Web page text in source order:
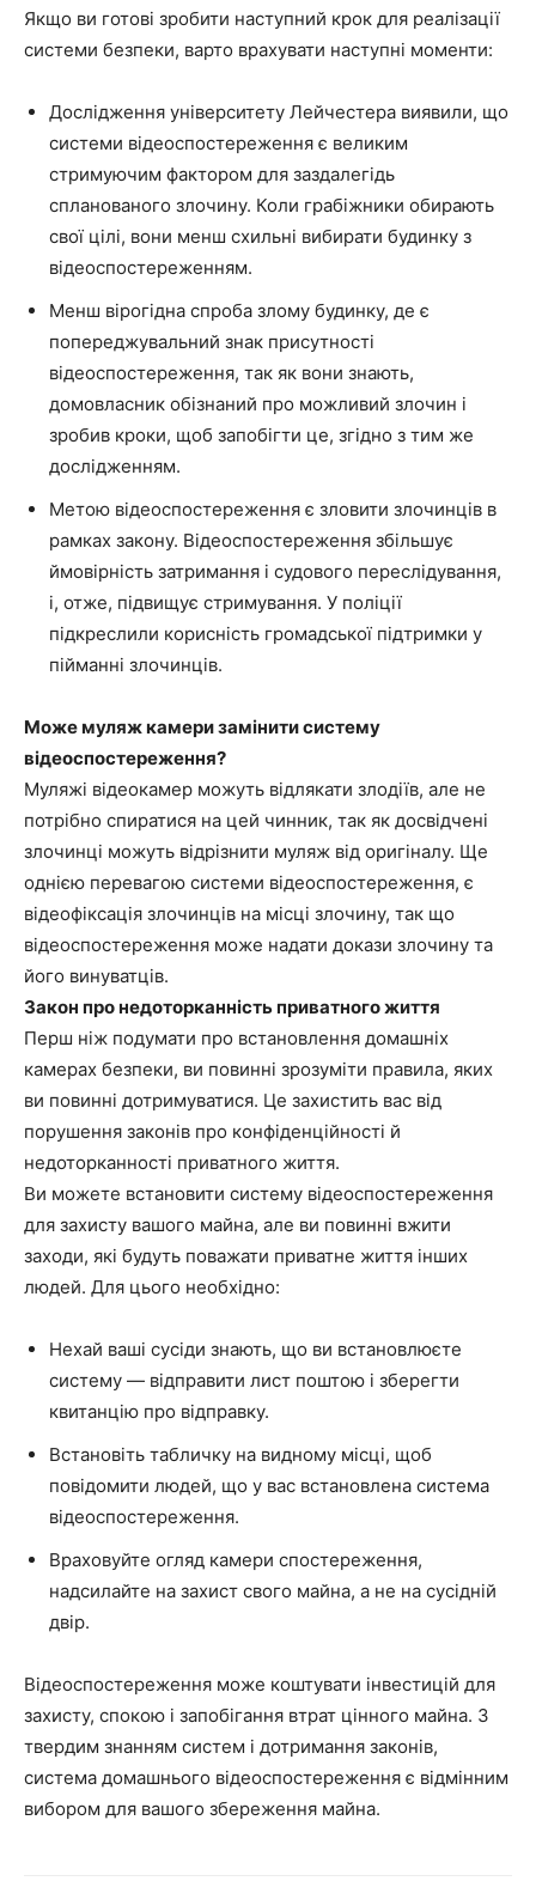
Якщо ви готові зробити наступний крок для реалізації
системи безпеки, варто врахувати наступні моменти:
Дослідження університету Лейчестера виявили, що
системи відеоспостереження є великим
стримуючим фактором для заздалегідь
спланованого злочину. Коли грабіжники обирають
свої цілі, вони менш схильні вибирати будинку з
відеоспостереженням.
Менш вірогідна спроба злому будинку, де є
попереджувальний знак присутності
відеоспостереження, так як вони знають,
домовласник обізнаний про можливий злочин і
зробив кроки, щоб запобігти це, згідно з тим же
дослідженням.
Метою відеоспостереження є зловити злочинців в
рамках закону. Відеоспостереження збільшує
ймовірність затримання і судового переслідування,
і, отже, підвищує стримування. У поліції
підкреслили корисність громадської підтримки у
пійманні злочинців.
Може муляж камери замінити систему
відеоспостереження?
Муляжі відеокамер можуть відлякати злодіїв, але не
потрібно спиратися на цей чинник, так як досвідчені
злочинці можуть відрізнити муляж від оригіналу. Ще
однією перевагою системи відеоспостереження, є
відеофіксація злочинців на місці злочину, так що
відеоспостереження може надати докази злочину та
його винуватців.
Закон про недоторканність приватного життя
Перш ніж подумати про встановлення домашніх
камерах безпеки, ви повинні зрозуміти правила, яких
ви повинні дотримуватися. Це захистить вас від
порушення законів про конфіденційності й
недоторканності приватного життя.
Ви можете встановити систему відеоспостереження
для захисту вашого майна, але ви повинні вжити
заходи, які будуть поважати приватне життя інших
людей. Для цього необхідно:
Нехай ваші сусіди знають, що ви встановлюєте
систему — відправити лист поштою і зберегти
квитанцію про відправку.
Встановіть табличку на видному місці, щоб
повідомити людей, що у вас встановлена система
відеоспостереження.
Враховуйте огляд камери спостереження,
надсилайте на захист свого майна, а не на сусідній
двір.
Відеоспостереження може коштувати інвестицій для
захисту, спокою і запобігання втрат цінного майна. З
твердим знанням систем і дотримання законів,
система домашнього відеоспостереження є відмінним
вибором для вашого збереження майна.